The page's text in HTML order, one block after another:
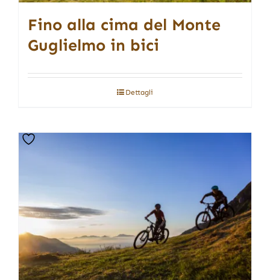
Fino alla cima del Monte
Guglielmo in bici
Dettagli